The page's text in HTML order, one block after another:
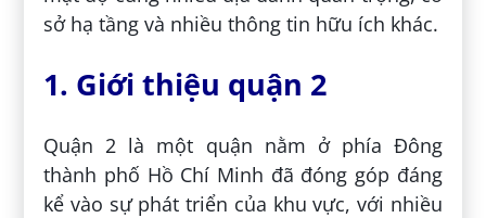
sở hạ tầng và nhiều thông tin hữu ích khác.
1. Giới thiệu quận 2
Quận 2 là một quận nằm ở phía Đông
thành phố Hồ Chí Minh đã đóng góp đáng
kể vào sự phát triển của khu vực, với nhiều